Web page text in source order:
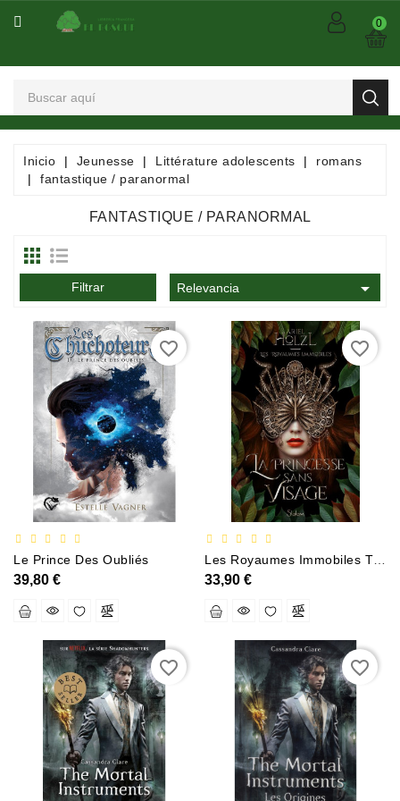
CATEGORÍA
Spectacles
Dessinées
Mangas
Consommables
Dictionnaires
Encyclopédies
Documentation
Entreprise
Économie
Droit
Fantasy
Et
Science-
Jeunesse
Merchandising
Littérature
Générale
Parascolaire
0
Inicio Jeunesse Littérature adolescents
romans
fantastique / paranormal
FANTASTIQUE / PARANORMAL
Filtrar Relevancia 
Le Prince Des Oubliés
39,80 €
favorite_border
33,90 €
favorite_border
favorite_border favorite_border